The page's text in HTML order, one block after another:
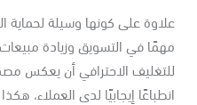
على كونها وسيلة لحماية
في التسويق وزيادة مبيعات
الاحترافي أن يعكس مصداقية
إيجابيًا لدى العملاء، هكذا